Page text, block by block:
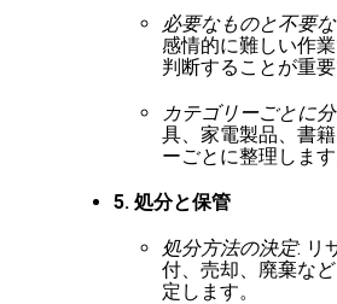
必要なものと不要
感情的に難しい作
判断することが重要
カテゴリーごとに
具、家電製品、書
ーごとに整理します
5. 処分と保管
処分方法の決定: リ
付、売却、廃棄な
定します。